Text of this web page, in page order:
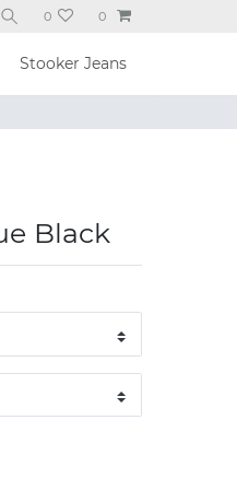
0 0
Stooker Jeans
Black